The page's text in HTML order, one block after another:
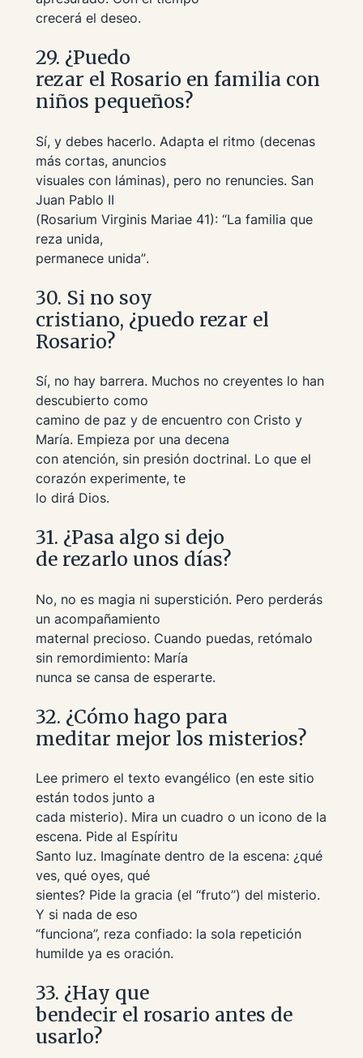
crecerá el deseo.
29. ¿Puedo
rezar el Rosario en familia con
niños pequeños?
Sí, y debes hacerlo. Adapta el ritmo (decenas
más cortas, anuncios
visuales con láminas), pero no renuncies. San
Juan Pablo II
(Rosarium Virginis Mariae41): “La familia que
reza unida,
permanece unida”.
30. Si no soy
cristiano, ¿puedo rezar el
Rosario?
Sí, no hay barrera. Muchos no creyentes lo han
descubierto como
camino de paz y de encuentro con Cristo y
María. Empieza por una decena
con atención, sin presión doctrinal. Lo que el
corazón experimente, te
lo dirá Dios.
31. ¿Pasa algo si dejo
de rezarlo unos días?
No, no es magia ni superstición. Pero perderás
un acompañamiento
maternal precioso. Cuando puedas, retómalo
sin remordimiento: María
nunca se cansa de esperarte.
32. ¿Cómo hago para
meditar mejor los misterios?
Lee primero el texto evangélico (en este sitio
están todos junto a
cada misterio). Mira un cuadro o un icono de la
escena. Pide al Espíritu
Santo luz. Imagínate dentro de la escena: ¿qué
ves, qué oyes, qué
sientes? Pide la gracia (el “fruto”) del misterio.
Y si nada de eso
“funciona”, reza confiado: la sola repetición
humilde ya es oración.
33. ¿Hay que
bendecir el rosario antes de
usarlo?